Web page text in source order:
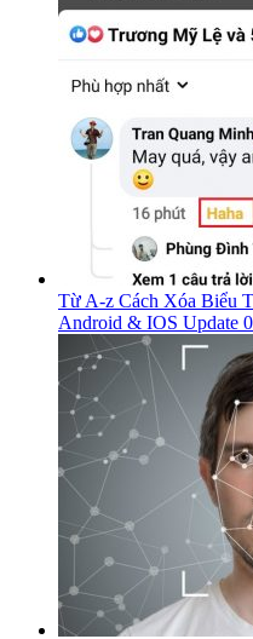
Từ A-z Cách Xóa Biểu
Android & IOS Update